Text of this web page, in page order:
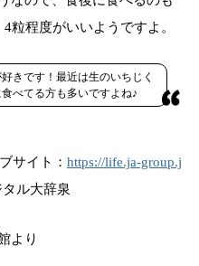
粒程度がいいようですよ。
きです！最近は生のいちじく
べてる方も多いですよね♪
サイト： https://life.ja-group.j
ル大辞泉
より